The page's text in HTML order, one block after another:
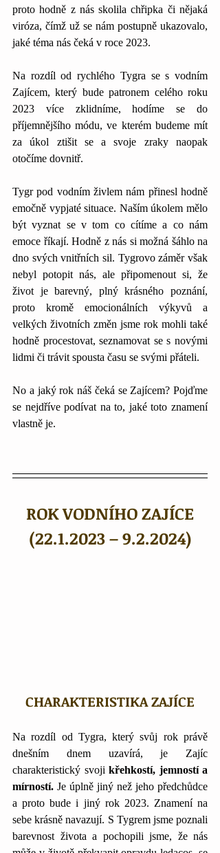
proto hodně z nás skolila chřipka či nějaká
viróza, čímž už se nám postupně ukazovalo,
jaké téma nás čeká v roce 2023.
Na rozdíl od rychlého Tygra se s vodním
Zajícem, který bude patronem celého roku
2023 více zklidníme, hodíme se do
příjemnějšího módu, ve kterém budeme mít
za úkol ztišit se a svoje zraky naopak
otočíme dovnitř.
Tygr pod vodním živlem nám přinesl hodně
emočně vypjaté situace. Naším úkolem mělo
být vyznat se v tom co cítíme a co nám
emoce říkají. Hodně z nás si možná šáhlo na
dno svých vnitřních sil. Tygrovo záměr však
nebyl potopit nás, ale připomenout si, že
život je barevný, plný krásného poznání,
proto kromě emocionálních výkyvů a
velkých životních změn jsme rok mohli také
hodně procestovat, seznamovat se s novými
lidmi či trávit spousta času se svými přáteli.
No a jaký rok náš čeká se Zajícem? Pojďme
se nejdříve podívat na to, jaké toto znamení
vlastně je.
ROK VODNÍHO ZAJÍCE
(22.1.2023 – 9.2.2024)
CHARAKTERISTIKA ZAJÍCE
Na rozdíl od Tygra, který svůj rok právě
dnešním dnem uzavírá, je Zajíc
charakteristický svoji křehkostí, jemností a
mírností. Je úplně jiný než jeho předchůdce
a proto bude i jiný rok 2023. Znamení na
sebe krásně navazují. S Tygrem jsme poznali
barevnost života a pochopili jsme, že nás